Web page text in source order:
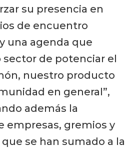
su presencia en
de encuentro
una agenda que
de potenciar el
nuestro producto
en general”,
además la
empresas, gremios y
se han sumado a la